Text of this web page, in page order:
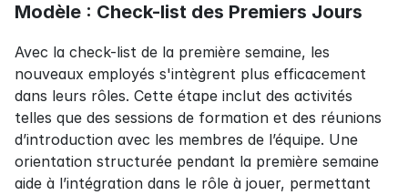
Modèle : Check-list des Premiers Jours
Avec la check-list de la première semaine, les
nouveaux employés s'intègrent plus efficacement
dans leurs rôles. Cette étape inclut des activités
telles que des sessions de formation et des réunions
d’introduction avec les membres de l’équipe. Une
orientation structurée pendant la première semaine
aide à l’intégration dans le rôle à jouer, permettant